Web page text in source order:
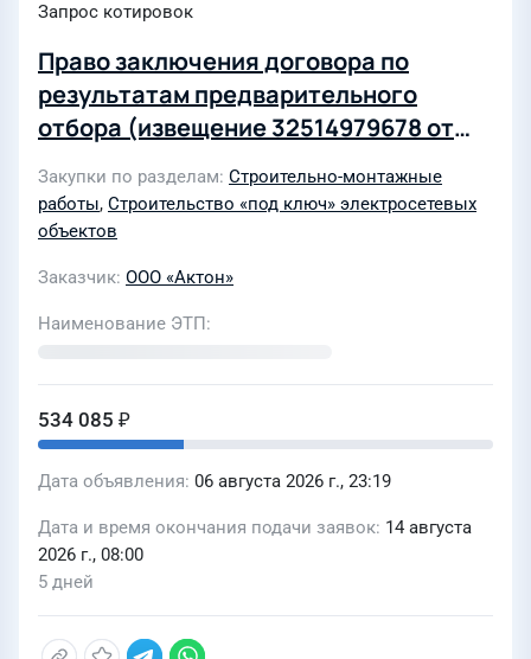
Запрос котировок
Право заключения договора по
результатам предварительного
отбора (извещение 32514979678 от
строительно-монтажных работ по
модернизации БРП-АП-11(24)"
Закупки по разделам Строительно-монтажные
работы, Строительство «под ключ» электросетевых
объектов
Заказчик ООО «Актон»
Наименование ЭТП
534 085 ₽
Дата объявления 06 августа 2026 г., 23:19
Дата и время окончания подачи заявок 14 августа
2026 г., 08:00
5 дней